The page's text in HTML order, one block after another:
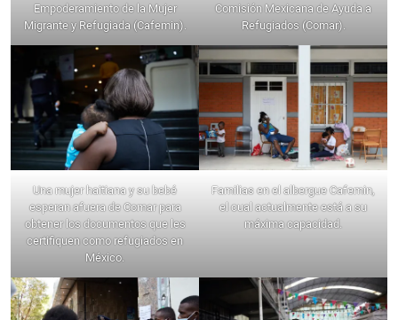
Empoderamiento de la Mujer
Migrante y Refugiada (Cafemin).
Comisión Mexicana de Ayuda a
Refugiados (Comar).
Una mujer haitiana y su bebé
esperan afuera de Comar para
obtener los documentos que les
certifiquen como refugiados en
México.
Familias en el albergue Cafemin,
el cual actualmente está a su
máxima capacidad.